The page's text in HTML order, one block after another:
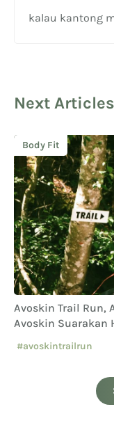
kalau kantong
Next Articles
Body Fit
Avoskin Trail Run,
Avoskin Suarakan
#avoskintrailrun